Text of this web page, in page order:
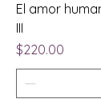
El amor
III
Precio
$220.00